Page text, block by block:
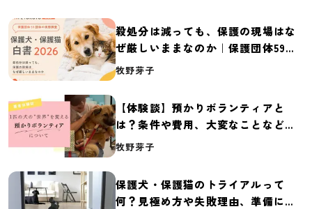
殺処分は減っても、保護の現場はな
ぜ厳しいままなのか｜保護団体59団
体の実態調査【保護犬・保護猫白書
牧野芽子
【体験談】預かりボランティアと
は？条件や費用、大変なことなど紹
介
牧野芽子
保護犬・保護猫のトライアルって
何？見極め方や失敗理由、準備に必